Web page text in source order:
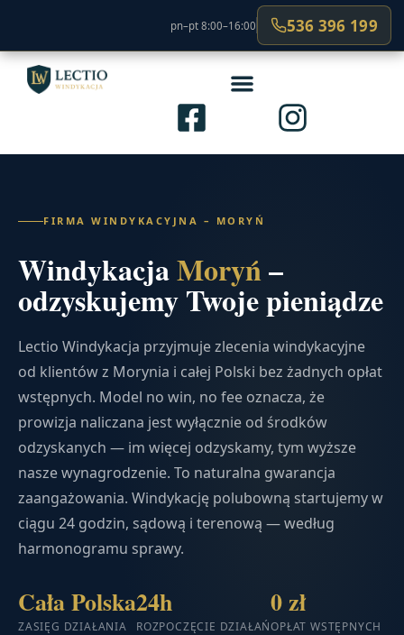
pn–pt 8:00–16:00 536 396 199
FIRMA WINDYKACYJNA – MORYŃ
WindykacjaMoryń–
odzyskujemy Twoje pieniądze
Lectio Windykacja przyjmuje zlecenia windykacyjne
od klientów z Morynia i całej Polski bez żadnych opłat
wstępnych. Model no win, no fee oznacza, że
prowizja naliczana jest wyłącznie od środków
odzyskanych — im więcej odzyskamy, tym wyższe
nasze wynagrodzenie. To naturalna gwarancja
zaangażowania. Windykację polubowną startujemy w
ciągu 24 godzin, sądową i terenową — według
harmonogramu sprawy.
Cała Polska
ZASIĘG DZIAŁANIA
24h
ROZPOCZĘCIE DZIAŁAŃ
0 zł
OPŁAT WSTĘPNYCH